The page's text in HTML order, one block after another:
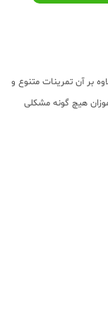
بر آن تمرینات متنوع و
هیچ گونه مشکلی